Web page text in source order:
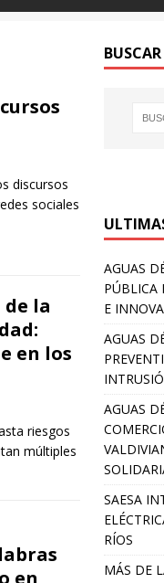
discursos
sociales
la
en los
riesgos
múltiples
en
BUSCAR
AGUAS
PÚBLICA
E
AGUAS
AGUAS
SAESA
RÍOS
MÁS DE